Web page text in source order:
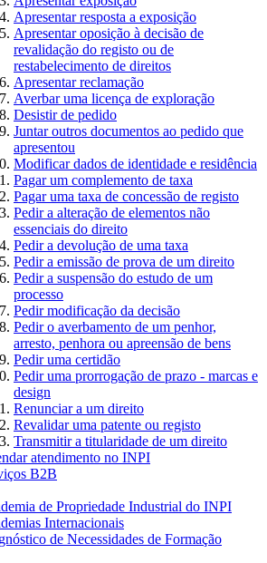
Apresentar resposta a exposição
Apresentar oposição à decisão de
revalidação do registo ou de
restabelecimento de direitos
Apresentar reclamação
Averbar uma licença de exploração
Desistir de pedido
Juntar outros documentos ao pedido que
apresentou
Modificar dados de identidade e residência
Pagar um complemento de taxa
Pagar uma taxa de concessão de registo
Pedir a alteração de elementos não
essenciais do direito
Pedir a devolução de uma taxa
Pedir a emissão de prova de um direito
Pedir a suspensão do estudo de um
processo
Pedir modificação da decisão
Pedir o averbamento de um penhor,
arresto, penhora ou apreensão de bens
Pedir uma certidão
Pedir uma prorrogação de prazo - marcas e
design
Renunciar a um direito
Revalidar uma patente ou registo
Transmitir a titularidade de um direito
atendimento no INPI
B2B
de Propriedade Industrial do INPI
Internacionais
de Necessidades de Formação